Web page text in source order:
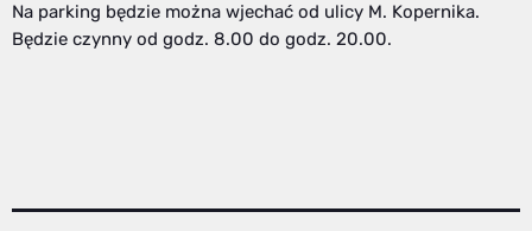
Na parking będzie można wjechać od ulicy M. Kopernika.
Będzie czynny od godz. 8.00 do godz. 20.00.